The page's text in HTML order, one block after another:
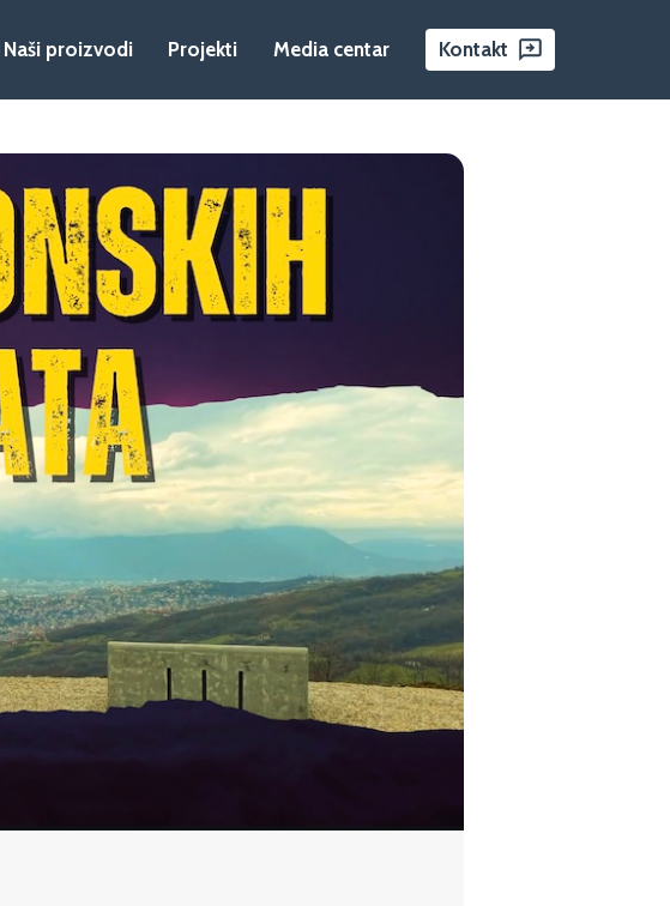
Naši proizvodi Projekti Media centar Kontakt